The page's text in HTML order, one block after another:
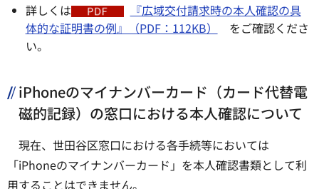
詳しくは
『広域交付請求時の本人確認の具
体的な証明書の例』（PDF：112KB）
をご確認くださ
い。
iPhoneのマイナンバーカード（カード代替電
磁的記録）の窓口における本人確認について
現在、世田谷区窓口における各手続等においては
「iPhoneのマイナンバーカード」を本人確認書類として利
用することはできません。